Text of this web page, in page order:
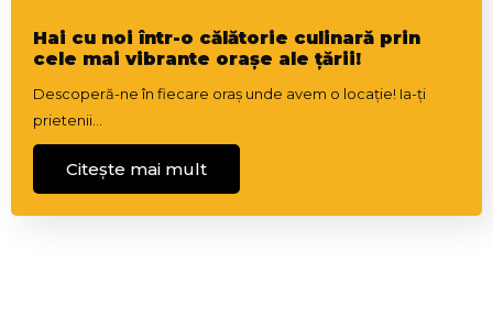
Hai cu noi într-o călătorie culinară prin
cele mai vibrante orașe ale țării!
Descoperă-ne în fiecare oraș unde avem o locație! Ia-ți
prietenii…
Citește mai mult